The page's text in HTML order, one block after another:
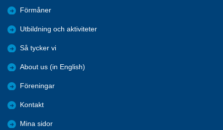
Förmåner
Utbildning och aktiviteter
Så tycker vi
About us (in English)
Föreningar
Kontakt
Mina sidor